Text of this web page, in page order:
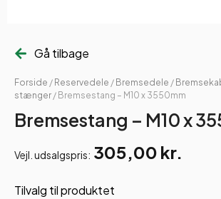
Gå tilbage
Forside / Reservedele / Bremsedele /
stænger / Bremsestang – M10 x 3550mm
Bremsestang – M10 x
Vejl. udsalgspris: 305,00 kr.
Tilvalg til produktet